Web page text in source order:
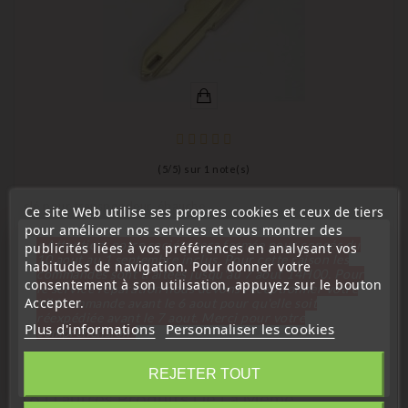
( 5/ 5) sur 1 note(s)
clé pour transpondeur, ébauche
Ébauche Lame De Clé Renault NE61
4,99 €Prix
16 D'autres Produits De La Même
Ce site Web utilise ses propres cookies et ceux de tiers
pour améliorer nos services et vous montrer des
publicités liées à vos préférences en analysant vos
habitudes de navigation. Pour donner votre
consentement à son utilisation, appuyez sur le bouton
Accepter.
Plus d'informations Personnaliser les cookies
REJETER TOUT
« Attention, notre société sera fermée pour congés du
10 aout au 1 septembre inclus. Pour cette raison les
commandes sont traitées jusqu'au 7 aout 14H00. Pour
le service réparation nous devons réceptionner votre
télécommande avant le 6 aout pour qu'elle soit
compréhension»
Fermer